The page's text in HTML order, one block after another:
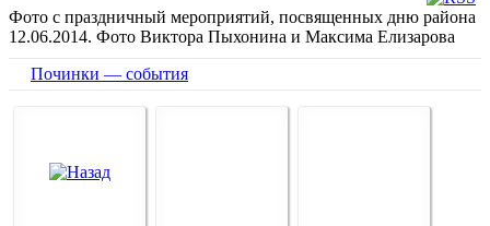
Фото с праздничный мероприятий, посвященных дню района
12.06.2014. Фото Виктора Пыхонина и Максима Елизарова
Починки — события